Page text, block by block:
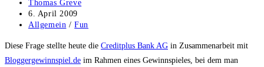
Beitrags-
Autor:
Thomas Greve
Beitrag
veröffentlicht:
6. April 2009
Beitrags-
Allgemein / Fun
Diese Frage stellte heute die Creditplus Bank AG in Zusammenarbeit mit
Bloggergewinnspiel.de im Rahmen eines Gewinnspieles, bei dem man